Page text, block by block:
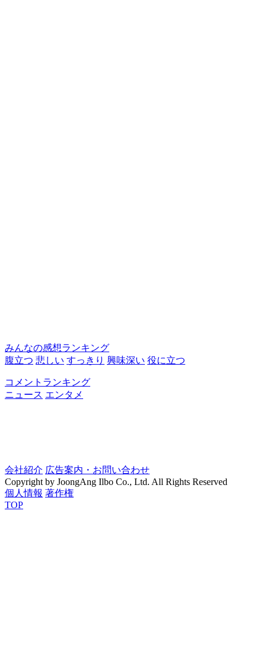
みんなの感想ランキング
腹立つ 悲しい すっきり 興味深い 役に立つ
コメントランキング
ニュース エンタメ
会社紹介 広告案内・お問い合わせ
Copyright by JoongAng Ilbo Co., Ltd. All Rights Reserved
個人情報 著作権
TOP